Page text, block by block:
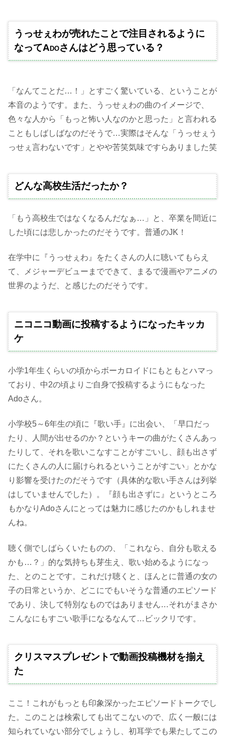
うっせぇわが売れたことで注目されるように
なってAdoさんはどう思っている？
「なんてことだ…！」とすごく驚いている、ということが
本音のようです。また、うっせぇわの曲のイメージで、
色々な人から「もっと怖い人なのかと思った」と言われる
こともしばしばなのだそうで…実際はそんな「うっせぇう
っせぇ言わないです」とやや苦笑気味ですらありました笑
どんな高校生活だったか？
「もう高校生ではなくなるんだなぁ…」と、卒業を間近に
した頃には悲しかったのだそうです。普通のJK！
在学中に『うっせぇわ』をたくさんの人に聴いてもらえ
て、メジャーデビューまでできて、まるで漫画やアニメの
世界のようだ、と感じたのだそうです。
ニコニコ動画に投稿するようになったキッカ
ケ
小学1年生くらいの頃からボーカロイドにもともとハマっ
ており、中2の頃よりご自身で投稿するようにもなった
Adoさん。
小学校5～6年生の頃に『歌い手』に出会い、「早口だっ
たり、人間が出せるのか？というキーの曲がたくさんあっ
たりして、それを歌いこなすことがすごいし、顔も出さず
にたくさんの人に届けられるということがすごい」とかな
り影響を受けたのだそうです（具体的な歌い手さんは列挙
はしていませんでした）。『顔も出さずに』というところ
もかなりAdoさんにとっては魅力に感じたのかもしれませ
んね。
聴く側でしばらくいたものの、「これなら、自分も歌える
かも…？」的な気持ちも芽生え、歌い始めるようになっ
た、とのことです。これだけ聴くと、ほんとに普通の女の
子の日常というか、どこにでもいそうな普通のエピソード
であり、決して特別なものではありません…それがまさか
こんなにもすごい歌手になるなんて…ビックリです。
クリスマスプレゼントで動画投稿機材を揃え
た
ここ！これがもっとも印象深かったエピソードトークでし
た。このことは検索しても出てこないので、広く一般には
知られていない部分でしょうし、初耳学でも果たしてこの